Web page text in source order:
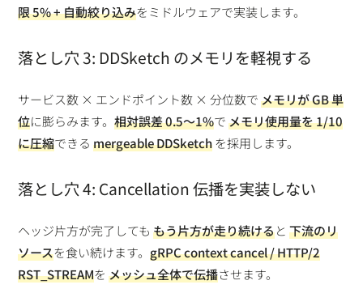
限 5% + 自動絞り込みをミドルウェアで実装します。
落とし穴 3: DDSketch のメモリを軽視する
サービス数 × エンドポイント数 × 分位数でメモリが GB 単
位に膨らみます。相対誤差 0.5〜1%でメモリ使用量を 1/10
に圧縮できるmergeable DDSketchを採用します。
落とし穴 4: Cancellation 伝播を実装しない
ヘッジ片方が完了してももう片方が走り続けると下流のリ
ソースを食い続けます。gRPC context cancel / HTTP/2
RST_STREAMをメッシュ全体で伝播させます。